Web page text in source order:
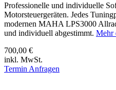
Professionelle und individuelle
Motorsteuergeräten. Jedes
modernen MAHA LPS3000
und individuell abgestimmt. Mehr
700,00 €
inkl. MwSt.
Termin Anfragen